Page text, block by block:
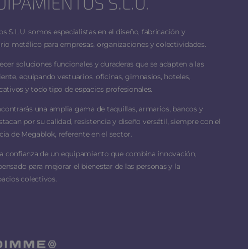
S.L.U. somos especialistas en el diseño, fabricación y
metálico para empresas, organizaciones y colectividades.
soluciones funcionales y duraderas que se adapten a las
equipando vestuarios, oficinas, gimnasios, hoteles,
y todo tipo de espacios profesionales.
una amplia gama de taquillas, armarios, bancos y
por su calidad, resistencia y diseño versátil, siempre con el
de Megablok, referente en el sector.
confianza de un equipamiento que combina innovación,
para mejorar el bienestar de las personas y la
colectivos.